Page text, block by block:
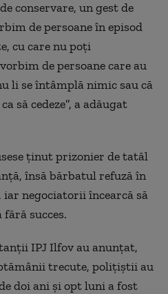
conservare, un gest de
de persoane în episod
cu care nu poți
de persoane care au
li se întâmplă nimic sau că
să cedeze”, a adăugat
ținut prizonier de tatăl
însă bărbatul refuză în
iar negociatorii încearcă să
succes.
IPJ Ilfov au anunţat,
trecute, poliţiştii au
doi ani şi opt luni a fost